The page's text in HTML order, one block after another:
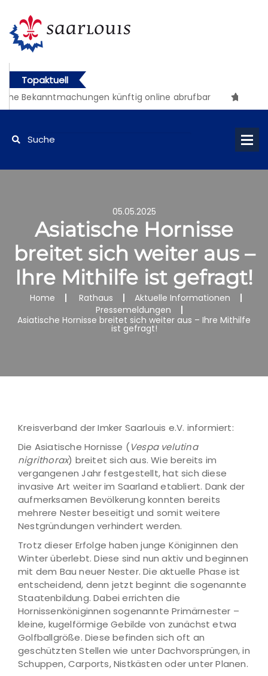
Topaktuell
Bekanntmachungen künftig online abrufbar
05.05.2025
Asiatische Hornisse
breitet sich weiter aus –
Ihre Mithilfe ist gefragt!
Home Rathaus
Aktuelle Informationen
Pressemeldungen
Asiatische Hornisse breitet sich weiter aus – Ihre Mithilfe
ist gefragt!
Kreisverband der Imker Saarlouis e.V. informiert:
Die Asiatische Hornisse (Vespa velutina
nigrithorax) breitet sich aus. Wie bereits im
vergangenen Jahr festgestellt, hat sich diese
invasive Art weiter im Saarland etabliert. Dank der
aufmerksamen Bevölkerung konnten bereits
mehrere Nester beseitigt und somit weitere
Nestgründungen verhindert werden.
Trotz dieser Erfolge haben junge Königinnen den
Winter überlebt. Diese sind nun aktiv und beginnen
mit dem Bau neuer Nester. Die aktuelle Phase ist
entscheidend, denn jetzt beginnt die sogenannte
Staatenbildung. Dabei errichten die
Hornissenköniginnen sogenannte Primärnester –
kleine, kugelförmige Gebilde von zunächst etwa
Golfballgröße. Diese befinden sich oft an
geschützten Stellen wie unter Dachvorsprüngen, in
Schuppen, Carports, Nistkästen oder unter Planen.